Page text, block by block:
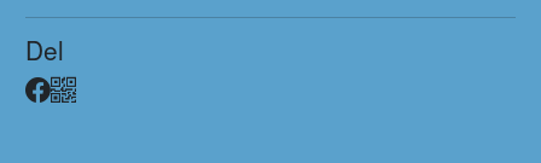
Del
Facebook
QR